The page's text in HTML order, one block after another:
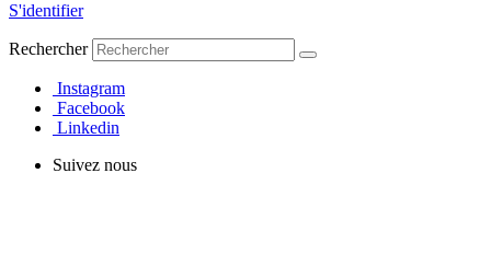
S'identifier
Rechercher
Instagram
Facebook
Linkedin
Suivez nous